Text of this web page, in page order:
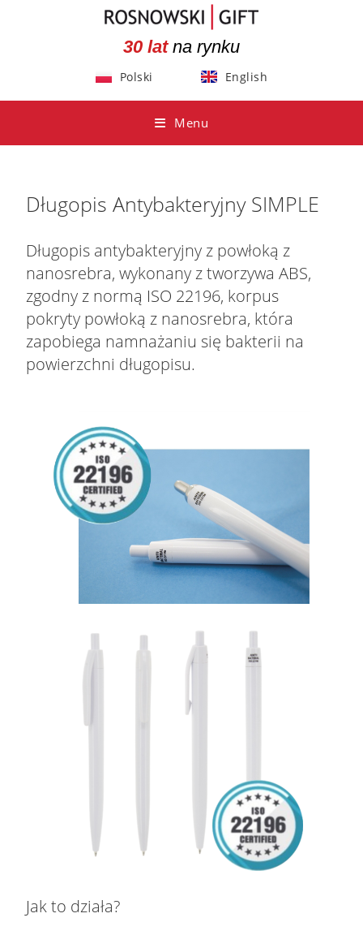
30 lat na rynku
Polski English
Menu
Długopis Antybakteryjny SIMPLE
Długopis antybakteryjny z powłoką z
nanosrebra, wykonany z tworzywa ABS,
zgodny z normą ISO 22196, korpus
pokryty powłoką z nanosrebra, która
zapobiega namnażaniu się bakterii na
powierzchni długopisu.
Jak to działa?